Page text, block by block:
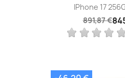
IPhone 17
891,87 €